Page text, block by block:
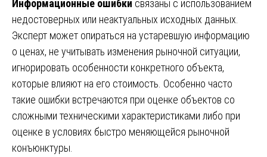
Информационные ошибки связаны с использованием
недостоверных или неактуальных исходных данных.
Эксперт может опираться на устаревшую информацию
о ценах, не учитывать изменения рыночной ситуации,
игнорировать особенности конкретного объекта,
которые влияют на его стоимость. Особенно часто
такие ошибки встречаются при оценке объектов со
сложными техническими характеристиками либо при
оценке в условиях быстро меняющейся рыночной
конъюнктуры.